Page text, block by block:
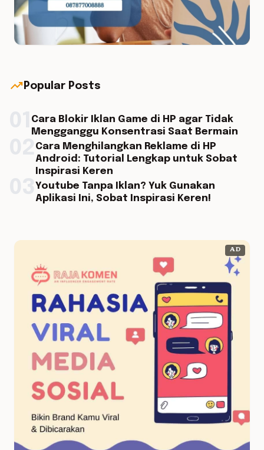
trending_up Popular Posts
Cara Blokir Iklan Game di HP agar Tidak
Mengganggu Konsentrasi Saat Bermain
Cara Menghilangkan Reklame di HP
Android: Tutorial Lengkap untuk Sobat
Inspirasi Keren
Youtube Tanpa Iklan? Yuk Gunakan
Aplikasi Ini, Sobat Inspirasi Keren!
AD